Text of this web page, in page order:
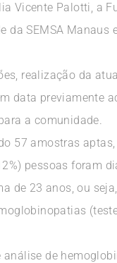
Vicente Palotti, a
da SEMSA Manaus
realização da
data previamente
a comunidade.
57 amostras aptas,
pessoas foram
de 23 anos, ou
de